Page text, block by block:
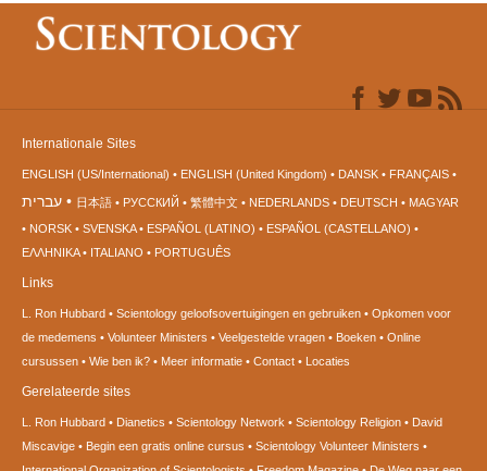
Internationale Sites
ENGLISH (US/International) ENGLISH (United Kingdom) DANSK FRANÇAIS
עברית 日本語 РУССКИЙ 繁體中文 NEDERLANDS DEUTSCH
MAGYAR
NORSK
SVENSKA ESPAÑOL (LATINO)
ESPAÑOL (CASTELLANO)
ΕΛΛΗΝΙΚA
ITALIANO PORTUGUÊS
Links
L. Ron Hubbard Scientology geloofsovertuigingen en gebruiken
Opkomen voor
de medemens
Volunteer Ministers Veelgestelde vragen Boeken
Online
cursussen
Wie ben ik? Meer informatie Contact Locaties
Gerelateerde sites
L. Ron Hubbard Dianetics Scientology Network Scientology Religion
David
Miscavige
Begin een gratis online cursus
Scientology Volunteer Ministers